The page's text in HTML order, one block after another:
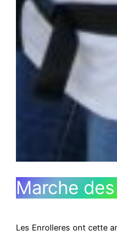
Marche
Les Enrolleres ont cette